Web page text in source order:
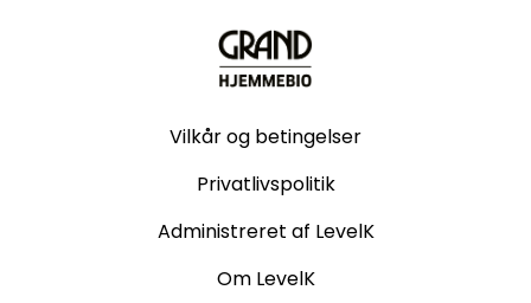
Vilkår og betingelser
Privatlivspolitik
Administreret af LevelK
Om LevelK